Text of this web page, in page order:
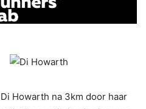
Howarth na 3km door haar